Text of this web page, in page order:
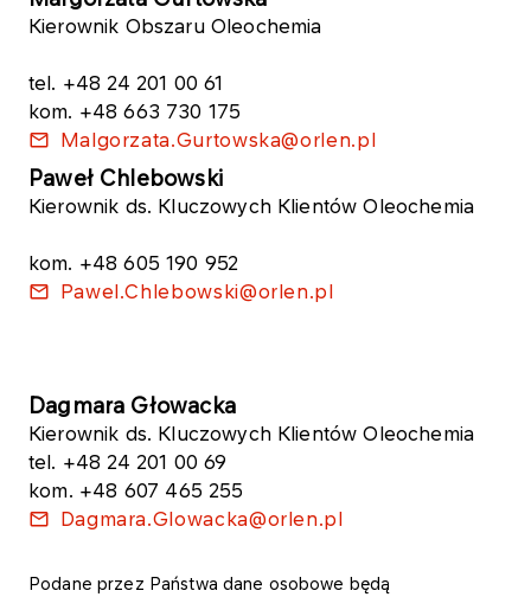
Kierownik ​Obszaru Oleochemia
tel. +48 24 201 00 61
kom. +48 663 730 175
Malgorzata.Gurtowska@orlen.pl
Paweł Chlebowski
Kierownik ds. Kluczowych Klientów Oleochemia
kom. +48 605 190 952
Pawel.Chlebowski@orlen.pl
​Dagmara Głowacka
Kierownik ds. Kluczowych Klientów Oleochemia
tel. +48 24 201 00 69
kom. +48 607 465 255
Dagmara.Glowacka@orlen.pl
Podane przez Państwa dane osobowe będą